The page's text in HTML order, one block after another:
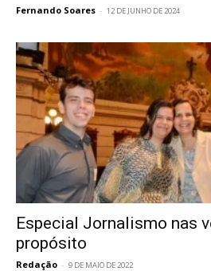
Fernando Soares - 12 DE JUNHO DE 2024
Especial Jornalismo nas
propósito
Redação - 9 DE MAIO DE 2022